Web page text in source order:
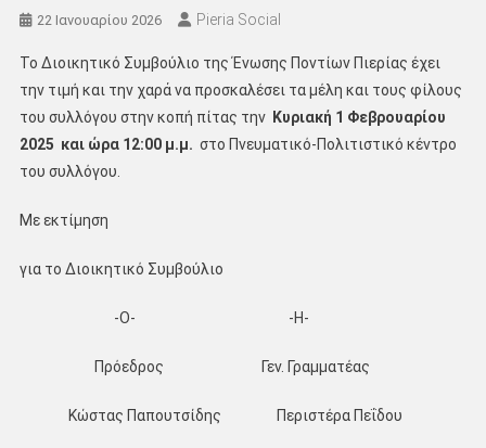
22 Ιανουαρίου 2026 Pieria Social
Το Διοικητικό Συμβούλιο της Ένωσης Ποντίων Πιερίας έχει
την τιμή και την χαρά να προσκαλέσει τα μέλη και τους φίλους
του συλλόγου στην κοπή πίτας την Κυριακή 1 Φεβρουαρίου
2025 και ώρα 12:00 μ.μ. στο Πνευματικό-Πολιτιστικό κέντρο
του συλλόγου.
Με εκτίμηση
για το Διοικητικό Συμβούλιο
-Ο- -Η-
Πρόεδρος Γεν. Γραμματέας
Κώστας Παπουτσίδης Περιστέρα Πεΐδου